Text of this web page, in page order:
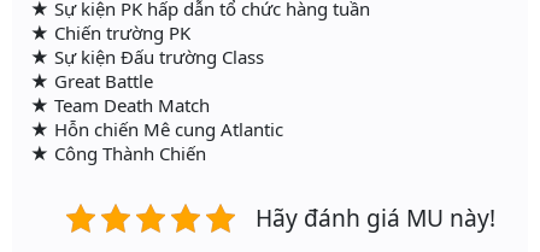
★ Sự kiện PK hấp dẫn tổ chức hàng tuần
★ Chiến trường PK
★ Sự kiện Đấu trường Class
★ Great Battle
★ Team Death Match
★ Hỗn chiến Mê cung Atlantic
★ Công Thành Chiến
Hãy đánh giá MU này!